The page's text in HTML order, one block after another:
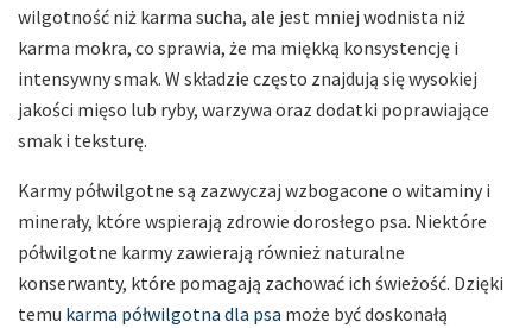
wilgotność niż karma sucha, ale jest mniej wodnista niż
karma mokra, co sprawia, że ma miękką konsystencję i
intensywny smak. W składzie często znajdują się wysokiej
jakości mięso lub ryby, warzywa oraz dodatki poprawiające
smak i teksturę.
Karmy półwilgotne są zazwyczaj wzbogacone o witaminy i
minerały, które wspierają zdrowie dorosłego psa. Niektóre
półwilgotne karmy zawierają również naturalne
konserwanty, które pomagają zachować ich świeżość. Dzięki
temu karma półwilgotna dla psa może być doskonałą